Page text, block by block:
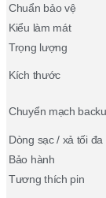
Chuẩn bảo vệ
Kiểu làm mát
Trọng lượng
Kích thước
Chuyển mạch
Dòng sạc / xả tối đa
Bảo hành
Tương thích pin